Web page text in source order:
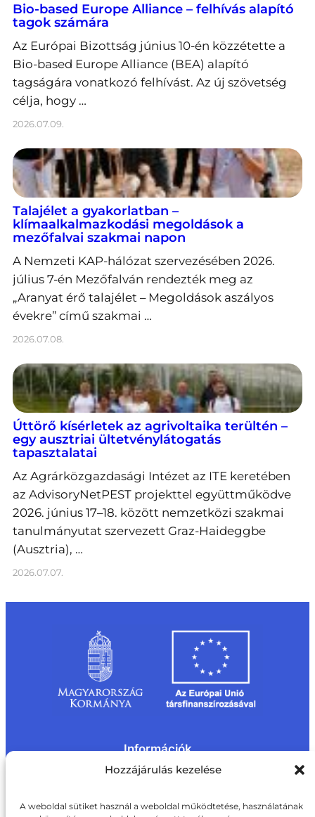
Hozzájárulás kezelése
A weboldal sütiket használ a weboldal működtetése, használatának
Bio-based Europe Alliance – felhívás alapító
tagok számára
Az Európai Bizottság június 10-én közzétette a
Bio-based Europe Alliance (BEA) alapító
tagságára vonatkozó felhívást. Az új szövetség
célja, hogy …
2026.07.09.
Talajélet a gyakorlatban –
klímaalkalmazkodási megoldások a
mezőfalvai szakmai napon
A Nemzeti KAP-hálózat szervezésében 2026.
július 7-én Mezőfalván rendezték meg az
„Aranyat érő talajélet – Megoldások aszályos
évekre” című szakmai …
2026.07.08.
Úttörő kísérletek az agrivoltaika terültén –
egy ausztriai ültetvénylátogatás
tapasztalatai
Az Agrárközgazdasági Intézet az ITE keretében
az AdvisoryNetPEST projekttel együttműködve
2026. június 17–18. között nemzetközi szakmai
tanulmányutat szervezett Graz-Haideggbe
(Ausztria), …
2026.07.07.
Információk
Impresszum
Rólunk
Oldaltérkép
Adatvédelmi nyilatkozat
Akadálymentesítési nyilatkozat